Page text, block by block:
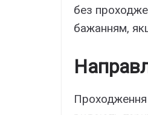
без
бажанням,